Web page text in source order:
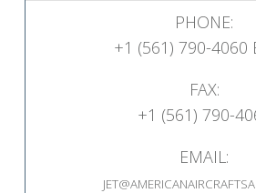
PHONE:
+1 (561) 790-4060
FAX:
+1 (561) 790-
EMAIL: